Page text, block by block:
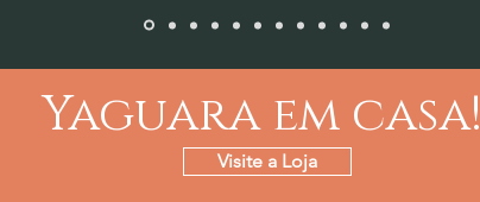
Yaguara em casa!
Visite a Loja